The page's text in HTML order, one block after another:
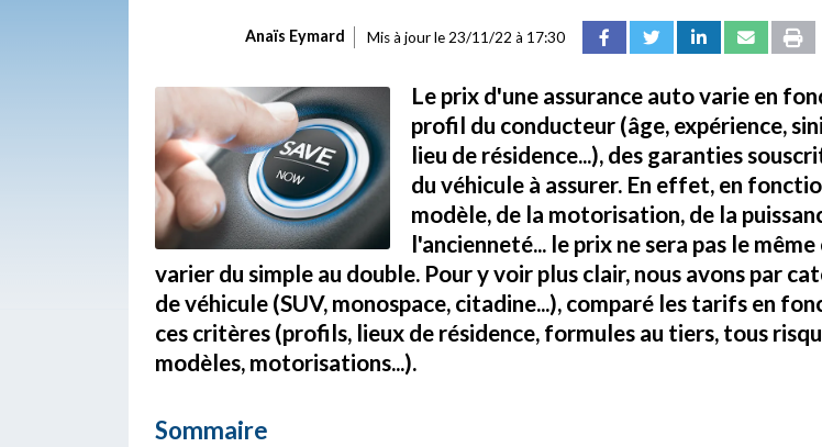
Anaïs Eymard Mis à jour le23/11/22 à 17:30
Le prix d'une assurance auto varie en
profil du conducteur (âge, expérience,
lieu de résidence...), des garanties
du véhicule à assurer. En effet, en
modèle, de la motorisation, de la
l'ancienneté... le prix ne sera pas le
varier du simple au double. Pour y voir plus clair, nous avons par
de véhicule (SUV, monospace, citadine...), comparé les tarifs en
ces critères (profils, lieux de résidence, formules au tiers, tous
modèles, motorisations...).
Sommaire